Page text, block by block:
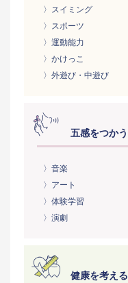
〉スイミング
〉スポーツ
〉運動能力
〉かけっこ
〉外遊び・中遊び
五感をつかう
〉音楽
〉アート
〉体験学習
〉演劇
健康を考える